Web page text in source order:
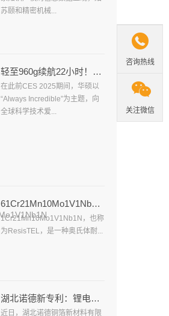
苏颐和精密机械...
轻至960g续航22小时！华硕灵耀14 Air AI超轻薄本开启预约！
在此前CES 2025期间，华硕以
“Always Incredible”为主题，向
全球科学技术爱...
61Cr21Mn10Mo1V1Nb1N是成分丰厚的奥氏体耐热合金
1Cr21Mn10Mo1V1Nb1N，也称
为ResisTEL，是一种奥氏体耐...
湖北诺德新专利：锂电铜箔抗拉强度提升新突破！
近日，湖北诺德铜箔新材料有限

咨询热线

关注微信